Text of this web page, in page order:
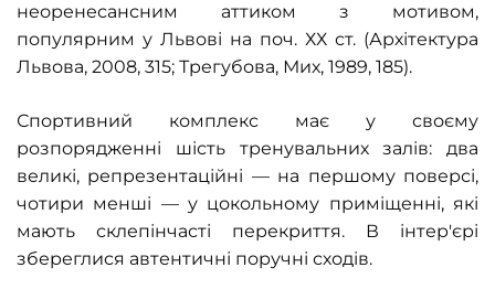
неоренесансним аттиком з мотивом,
популярним у Львові на поч. ХХ ст. (Архітектура
Львова, 2008, 315; Трегубова, Мих, 1989, 185).
Спортивний комплекс має у своєму
розпорядженні шість тренувальних залів: два
великі, репрезентаційні — на першому поверсі,
чотири менші — у цокольному приміщенні, які
мають склепінчасті перекриття. В інтер'єрі
збереглися автентичні поручні сходів.